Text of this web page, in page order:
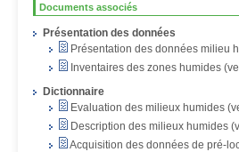
Documents associés
Présentation des données
Présentation des données milieu
Inventaires des zones humides
Dictionnaire
Evaluation des milieux humides
Description des milieux humides
Acquisition des données de pré-